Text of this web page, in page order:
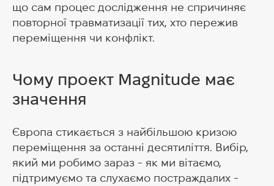
що сам процес дослідження не спричиняє
повторної травматизації тих, хто пережив
переміщення чи конфлікт.
Чому проект Magnitude має
значення
Європа стикається з найбільшою кризою
переміщення за останні десятиліття. Вибір,
який ми робимо зараз - як ми вітаємо,
підтримуємо та слухаємо постраждалих -